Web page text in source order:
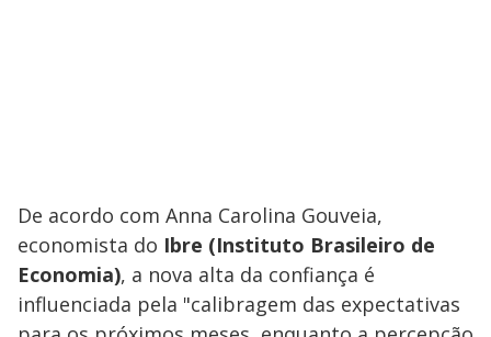
De acordo com Anna Carolina Gouveia,
economista do Ibre (Instituto Brasileiro de
Economia), a nova alta da confiança é
influenciada pela "calibragem das expectativas